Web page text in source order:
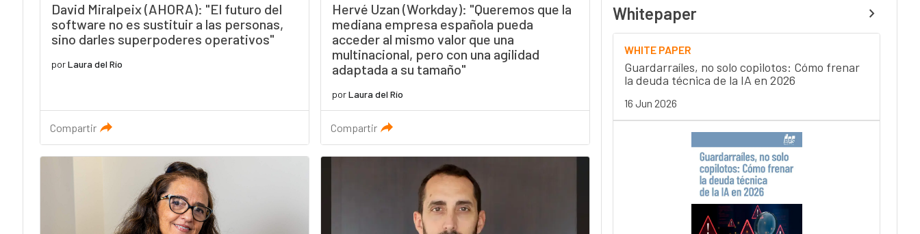
David Miralpeix (AHORA): "El futuro del
software no es sustituir a las personas,
sino darles superpoderes operativos"
porLaura del Río
Compartir
Hervé Uzan (Workday): "Queremos que la
mediana empresa española pueda
acceder al mismo valor que una
multinacional, pero con una agilidad
adaptada a su tamaño"
porLaura del Río
Compartir
Whitepaper
WHITE PAPER
Guardarraíles, no solo copilotos: Cómo frenar
la deuda técnica de la IA en 2026
16 Jun 2026